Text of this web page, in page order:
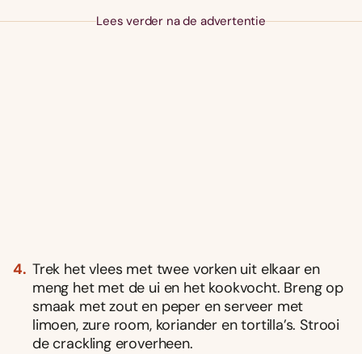
Lees verder na de advertentie
Trek het vlees met twee vorken uit elkaar en
meng het met de ui en het kookvocht. Breng op
smaak met zout en peper en serveer met
limoen, zure room, koriander en tortilla’s. Strooi
de crackling eroverheen.